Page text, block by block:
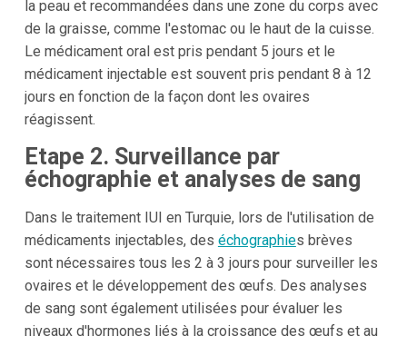
la peau et recommandées dans une zone du corps avec
de la graisse, comme l'estomac ou le haut de la cuisse.
Le médicament oral est pris pendant 5 jours et le
médicament injectable est souvent pris pendant 8 à 12
jours en fonction de la façon dont les ovaires
réagissent.
Etape 2. Surveillance par
échographie et analyses de sang
Dans le traitement IUI en Turquie, lors de l'utilisation de
médicaments injectables, des échographies brèves
sont nécessaires tous les 2 à 3 jours pour surveiller les
ovaires et le développement des œufs. Des analyses
de sang sont également utilisées pour évaluer les
niveaux d'hormones liés à la croissance des œufs et au